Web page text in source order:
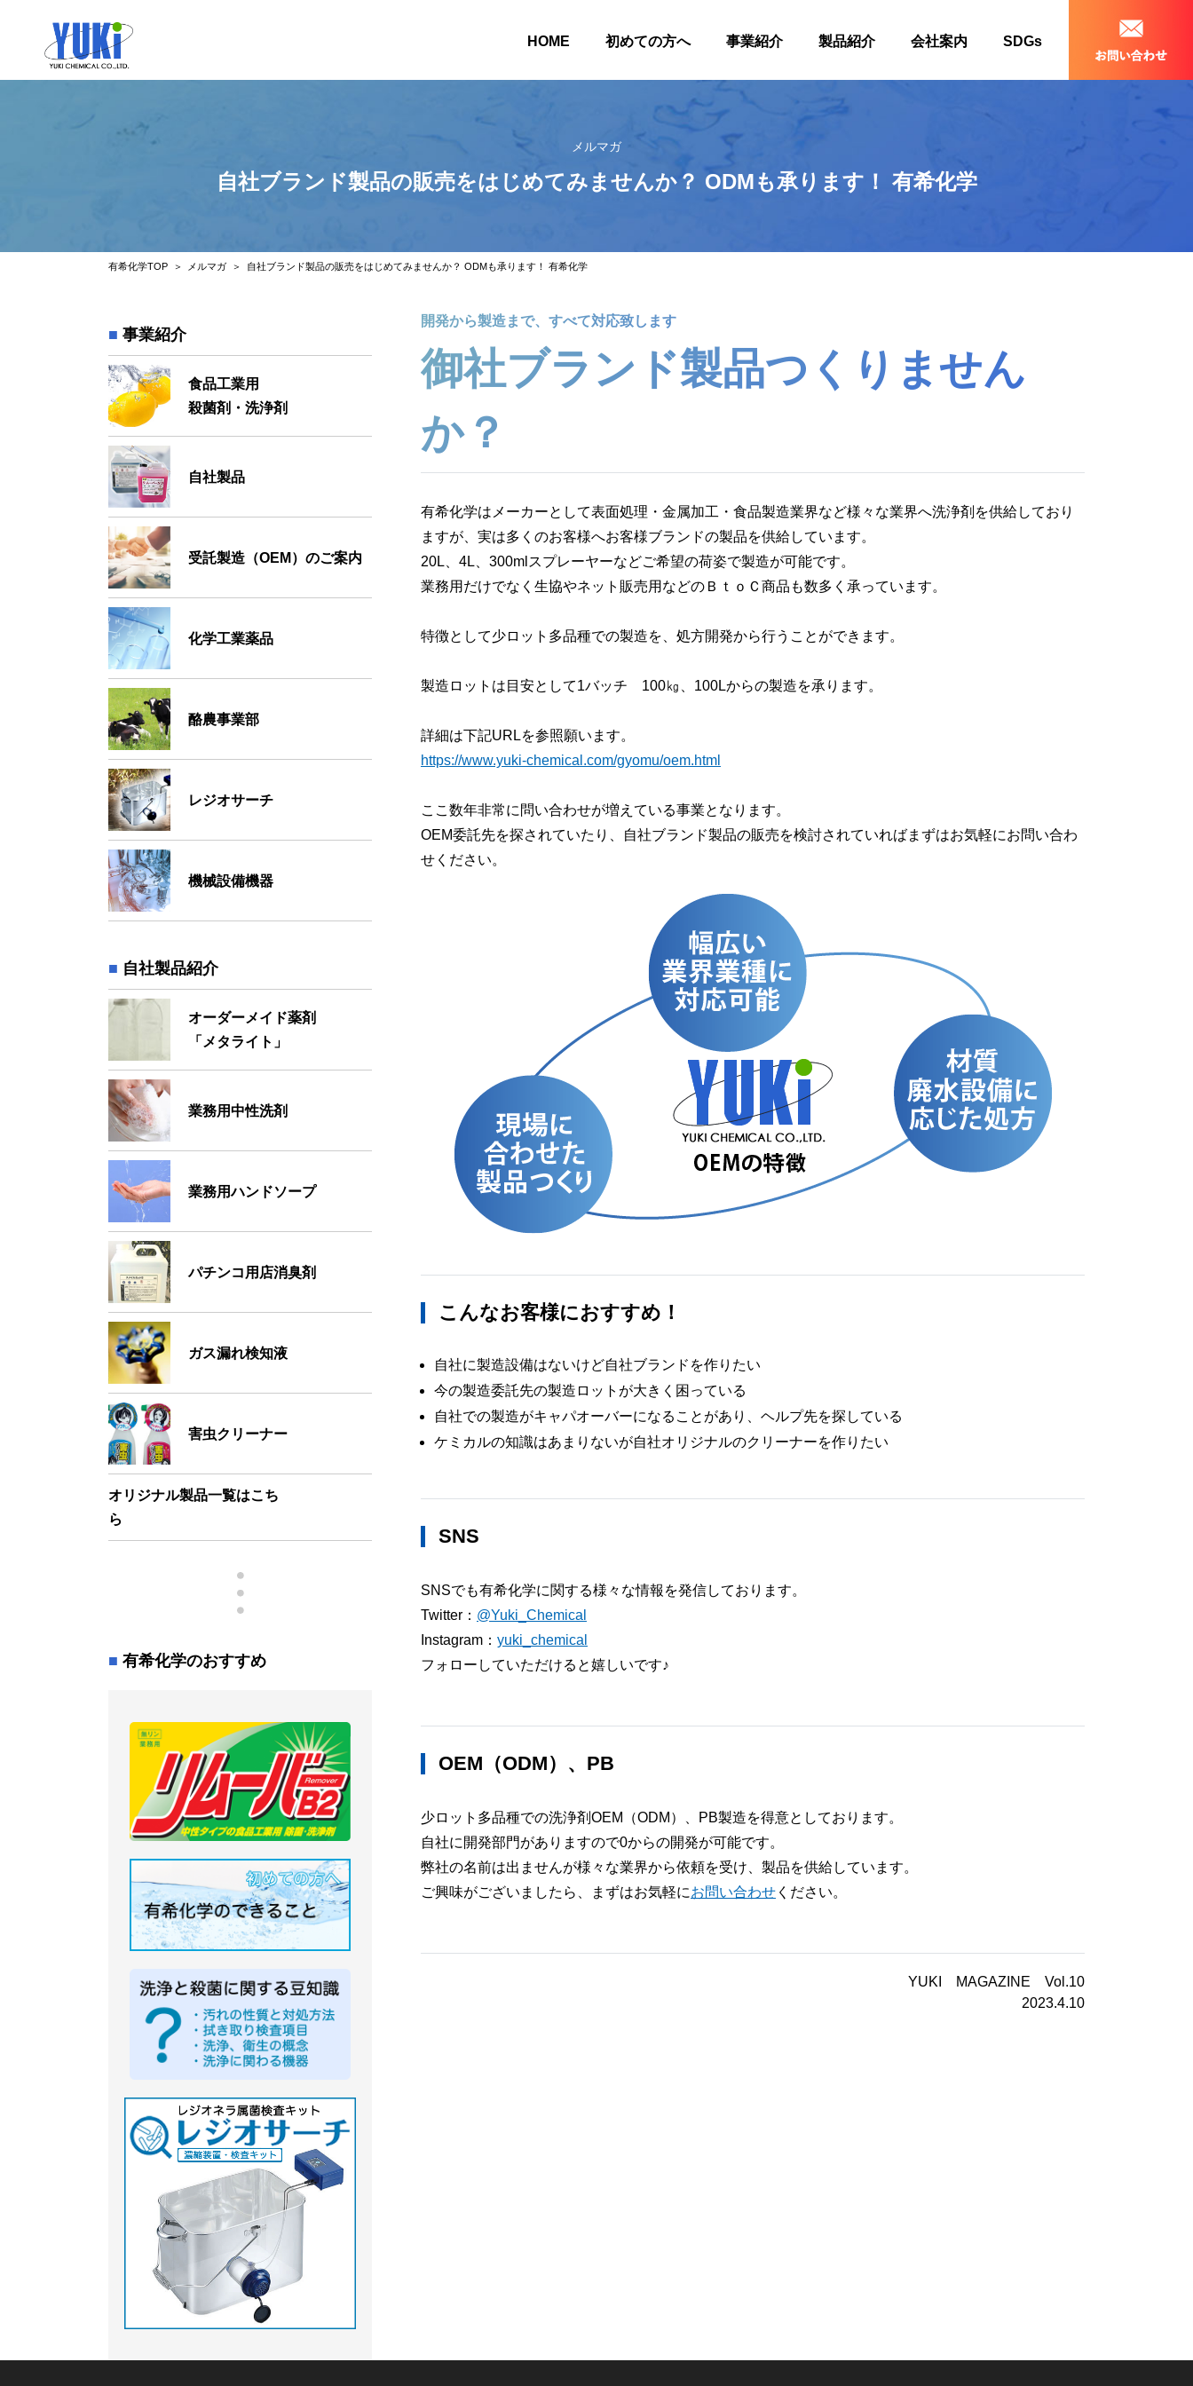
HOME 初めての方へ 事業紹介 製品紹介 会社案内 SDGs
メルマガ
自社ブランド製品の販売をはじめてみませんか？ ODMも承ります！ 有希化学
有希化学TOP メルマガ 自社ブランド製品の販売をはじめてみませんか？ ODMも承ります！ 有希化学
開発から製造まで、すべて対応致します
御社ブランド製品つくりません
か？
有希化学はメーカーとして表面処理・金属加工・食品製造業界など様々な業界へ洗浄剤を供給しており
ますが、実は多くのお客様へお客様ブランドの製品を供給しています。
20L、4L、300mlスプレーヤーなどご希望の荷姿で製造が可能です。
業務用だけでなく生協やネット販売用などのＢｔｏＣ商品も数多く承っています。
特徴として少ロット多品種での製造を、処方開発から行うことができます。
製造ロットは目安として1バッチ 100㎏、100Lからの製造を承ります。
詳細は下記URLを参照願います。
https://www.yuki-chemical.com/gyomu/oem.html
ここ数年非常に問い合わせが増えている事業となります。
OEM委託先を探されていたり、自社ブランド製品の販売を検討されていればまずはお気軽にお問い合わ
せください。
こんなお客様におすすめ！
自社に製造設備はないけど自社ブランドを作りたい
今の製造委託先の製造ロットが大きく困っている
自社での製造がキャパオーバーになることがあり、ヘルプ先を探している
ケミカルの知識はあまりないが自社オリジナルのクリーナーを作りたい
SNS
SNSでも有希化学に関する様々な情報を発信しております。
Twitter： @Yuki_Chemical
Instagram： yuki_chemical
フォローしていただけると嬉しいです♪
OEM（ODM）、PB
少ロット多品種での洗浄剤OEM（ODM）、PB製造を得意としております。
自社に開発部門がありますので0からの開発が可能です。
弊社の名前は出ませんが様々な業界から依頼を受け、製品を供給しています。
ご興味がございましたら、まずはお気軽にお問い合わせ ください。
YUKI MAGAZINE Vol.10
2023.4.10
事業紹介
食品工業用
殺菌剤・洗浄剤
自社製品
受託製造（OEM）のご案内
化学工業薬品
酪農事業部
レジオサーチ
機械設備機器
自社製品紹介
オーダーメイド薬剤
「メタライト」
業務用中性洗剤
業務用ハンドソープ
パチンコ用店消臭剤
ガス漏れ検知液
害虫クリーナー
オリジナル製品一覧はこち
ら
有希化学のおすすめ